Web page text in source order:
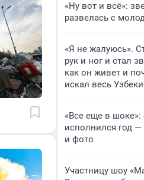
«Ну вот и всё»:
развелась с
«Я не жалуюсь».
рук и ног и стал
как он живет и
искал весь
«Все еще в шоке»:
исполнился год —
и фото
Участницу шоу